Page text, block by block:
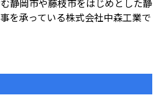
を承っている株式会社中森工業で